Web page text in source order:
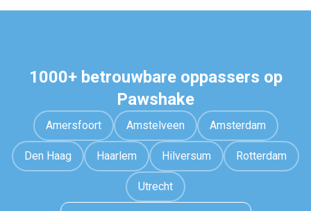
1000+ betrouwbare oppassers op
Pawshake
Amersfoort Amstelveen Amsterdam
Den Haag Haarlem Hilversum Rotterdam
Utrecht